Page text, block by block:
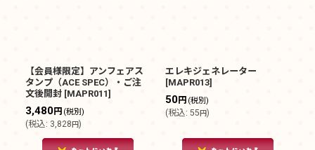
【会員様限定】アンフェアス
タンプ（ACE SPEC）・ご注
文後開封 [MAPR011]
3,480円 (税別)
(税込: 3,828円)
エレキジェネレーター
[MAPR013]
50円 (税別)
(税込: 55円)